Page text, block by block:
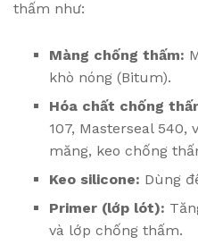
thấm như:
Màng chống thấm:
khò nóng (Bitum).
Hóa chất chống
107, Masterseal
măng, keo chống
Keo silicone: Dùng
Primer (lớp lót):
và lớp chống thấm.